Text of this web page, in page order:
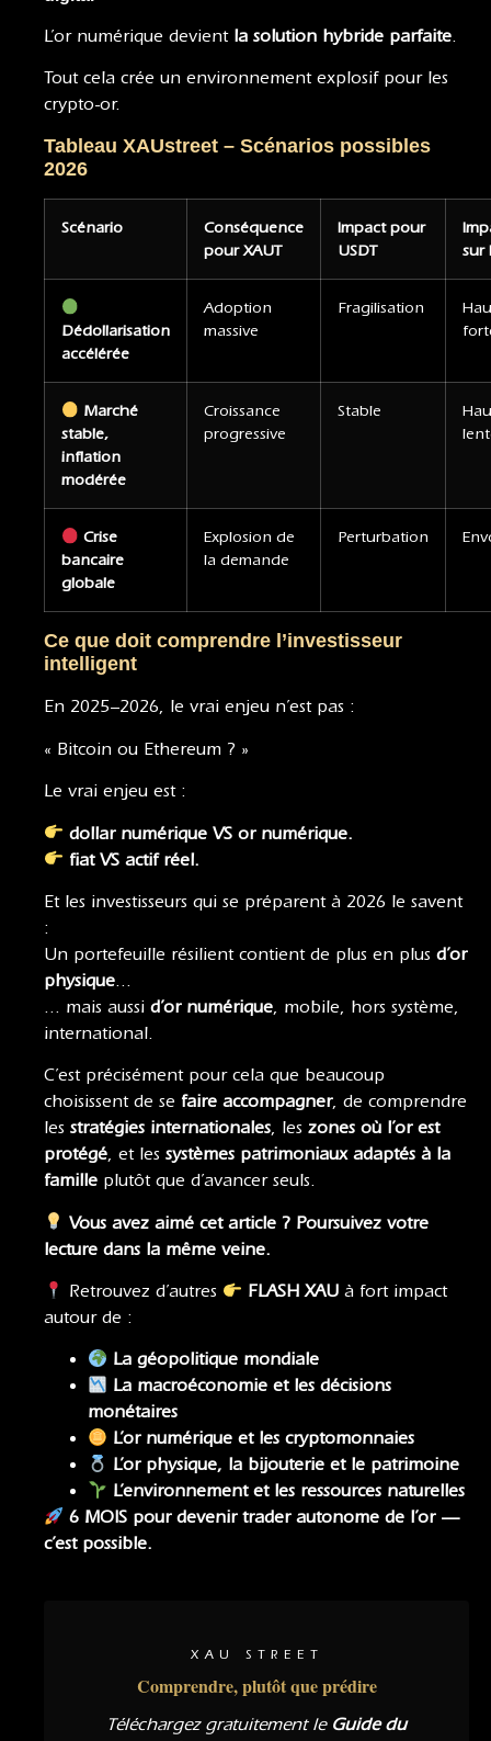
L’or numérique devient la solution hybride parfaite.
Tout cela crée un environnement explosif pour les
crypto-or.
Tableau XAUstreet – Scénarios possibles
2026
Scénario
Conséquence
pour XAUT
Impact pour
USDT
sur
Dédollarisation
accélérée
Adoption
massive
Fragilisation
Marché
stable,
inflation
modérée
Croissance
progressive
Stable
Crise
bancaire
globale
Explosion de
la demande
Perturbation
Ce que doit comprendre l’investisseur
intelligent
En 2025–2026, le vrai enjeu n’est pas :
« Bitcoin ou Ethereum ? »
Le vrai enjeu est :
dollar numérique VS or numérique.
fiat VS actif réel.
Et les investisseurs qui se préparent à 2026 le savent
:
Un portefeuille résilient contient de plus en plus d’or
physique…
… mais aussi d’or numérique, mobile, hors système,
international.
C’est précisément pour cela que beaucoup
choisissent de se faire accompagner, de comprendre
les stratégies internationales, les zones où l’or est
protégé, et les systèmes patrimoniaux adaptés à la
famille plutôt que d’avancer seuls.
Vous avez aimé cet article ? Poursuivez votre
lecture dans la même veine.
Retrouvez d’autres FLASH XAU à fort impact
autour de :
La géopolitique mondiale
La macroéconomie et les décisions
monétaires
L’or numérique et les cryptomonnaies
L’or physique, la bijouterie et le patrimoine
L’environnement et les ressources naturelles
6 MOIS pour devenir trader autonome de l’or —
c’est possible.
XAU STREET
Comprendre, plutôt que prédire
Téléchargez gratuitement le Guide du